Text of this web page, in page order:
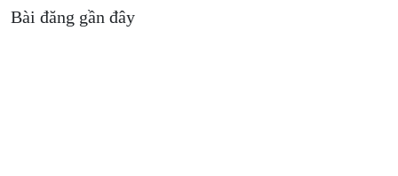
Bài đăng gần đây